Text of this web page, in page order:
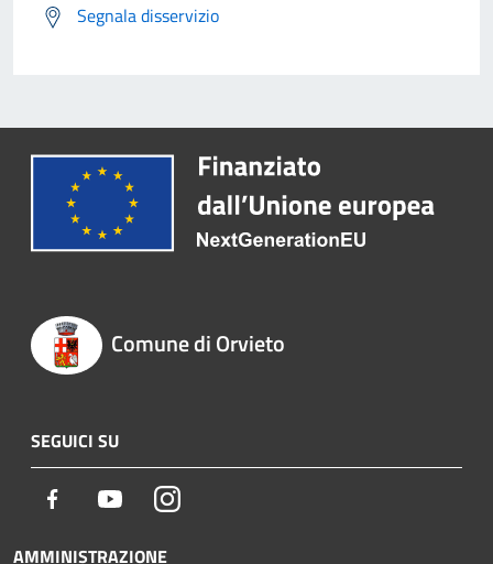
Segnala disservizio
Comune di Orvieto
SEGUICI SU
Facebook YoutubeInstagram
AMMINISTRAZIONE